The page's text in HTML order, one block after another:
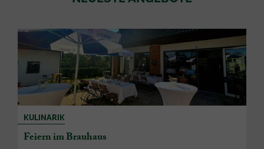
KULINARIK
Feiern im Brauhaus